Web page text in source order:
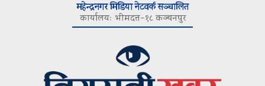
महेन्द्रनगर मिडिया नेटवर्क सञ्चालित
कार्यालयः भीमदत्त–१८ कञ्चनपुर